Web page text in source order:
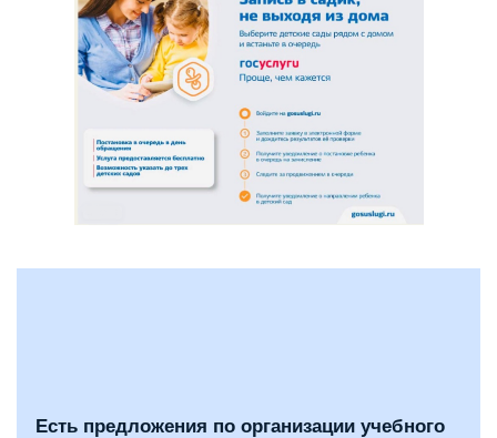
Есть предложения по организации учебного